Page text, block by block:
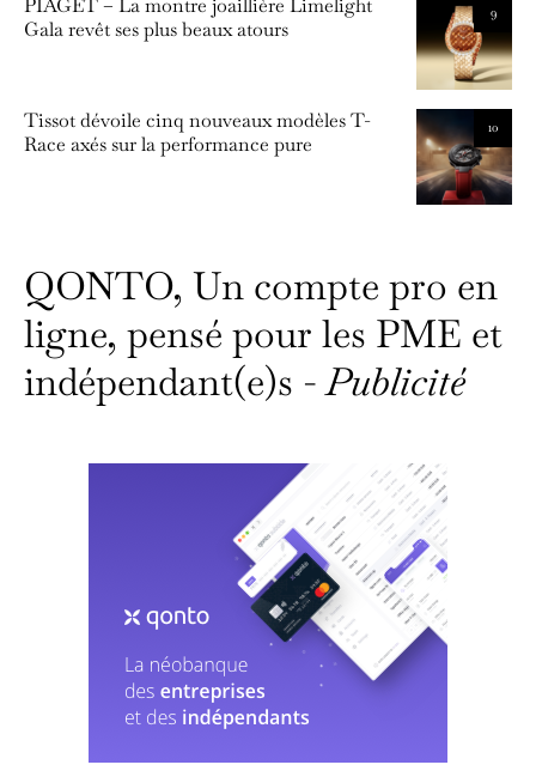
9
Gala revêt ses plus beaux atours
10
Tissot dévoile cinq nouveaux modèles T-
Race axés sur la performance pure
QONTO, Un compte pro en
ligne, pensé pour les PME et
indépendant(e)s -Publicité